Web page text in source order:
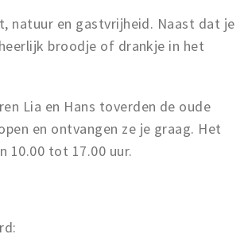
natuur en gastvrijheid. Naast dat je
broodje of drankje in het
Lia en Hans toverden de oude
en ontvangen ze je graag. Het
10.00 tot 17.00 uur.